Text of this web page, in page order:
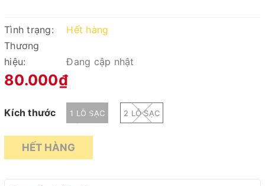
Tình trạng:
Hết hàng
Thương
hiệu:
Đang cập nhật
80.000₫
Kích thước 1 LỖ SẠC 2 LỖ SẠC
HẾT HÀNG